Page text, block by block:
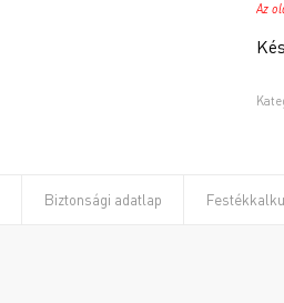
Az
Biztonsági adatlap